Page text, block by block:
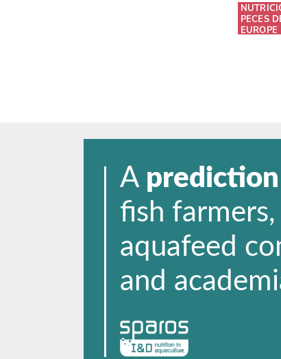
PECES
EUROPE
A prediction
fish farmers,
aquafeed
and